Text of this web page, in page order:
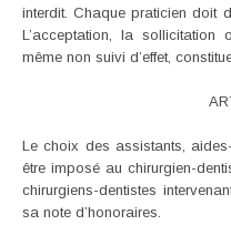
interdit. Chaque praticien doit
L’acceptation, la sollicitation
même non suivi d’effet,
Le choix des assistants,
être imposé au chirurgien-
chirurgiens-dentistes
sa note d’honoraires.